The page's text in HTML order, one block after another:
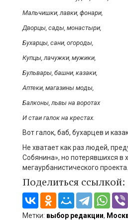
Мальчишки, лавки, фонари,
Дворцы, сады, монастыри,
Бухарцы, сани, огороды,
Купцы, лачужки, мужики,
Бульвары, башни, казаки,
Аптеки, магазины моды,
Балконы, львы на воротах
И стаи галок на крестах.
Вот галок, баб, бухарцев и
Не хватает как раз людей,
Собянина», но потерявшихся в
мегаурбанистического проекта.
Поделиться ссылкой:
Метки: выбор редакции,